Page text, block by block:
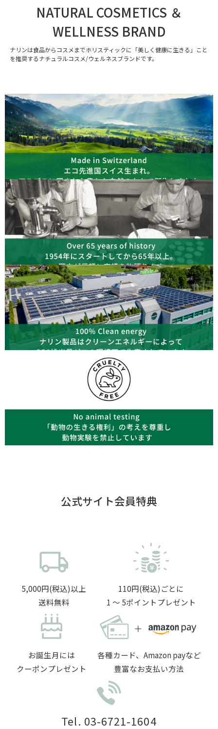
NATURAL COSMETICS ＆
WELLNESS BRAND
ナリンは食品からコスメまでホリスティックに「美しく健康に生きる」こと
を推奨するナチュラルコスメ/ウェルネスブランドです。
公式サイト会員特典
5,000円(税込)以上
送料無料
110円(税込)ごとに
1 〜 5ポイントプレゼント
お誕生月には
クーポンプレゼント
各種カード、Amazon payなど
豊富なお支払い方法
Tel. 03-6721-1604